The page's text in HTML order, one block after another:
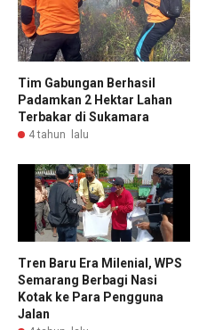
Tim Gabungan Berhasil
Padamkan 2 Hektar Lahan
Terbakar di Sukamara
4 tahun lalu
Tren Baru Era Milenial, WPS
Semarang Berbagi Nasi
Kotak ke Para Pengguna
Jalan